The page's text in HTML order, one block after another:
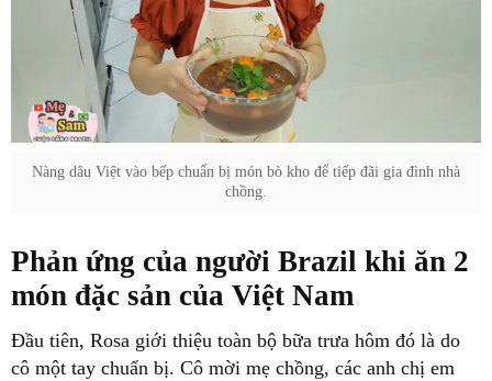
Nàng dâu Việt vào bếp chuẩn bị món bò kho để tiếp đãi gia đình nhà
chồng.
Phản ứng của người Brazil khi ăn 2
món đặc sản của Việt Nam
Đầu tiên, Rosa giới thiệu toàn bộ bữa trưa hôm đó là do
cô một tay chuẩn bị. Cô mời mẹ chồng, các anh chị em